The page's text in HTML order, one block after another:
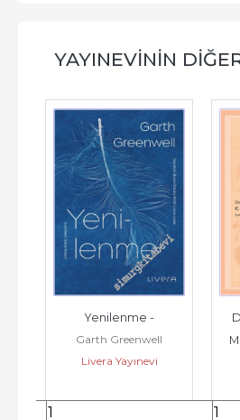
YAYINEVININ
Yenilenme -
Garth Greenwell
Livera Yayınevi